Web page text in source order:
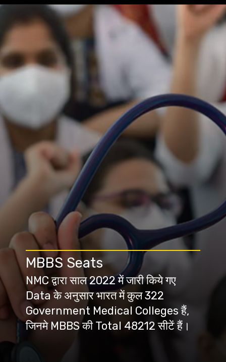
NMC द्वारा साल 2022 में जारी किये गए
Data के अनुसार भारत में कुल 322
Government Medical Colleges हैं,
जिनमे MBBS की Total 48212 सीटें हैं।
MBBS Seats